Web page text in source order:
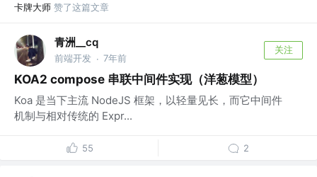
卡牌大师 赞了这篇文章
青洲__cq
前端开发 · 7年前
关注
KOA2 compose 串联中间件实现（洋葱模型）
Koa 是当下主流 NodeJS 框架，以轻量见长，而它中间件
机制与相对传统的 Expr...
55 2